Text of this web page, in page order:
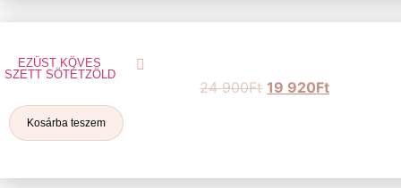
EZÜST KÖVES
SZETT SÖTÉTZÖLD
24 900Ft 19 920Ft
Kosárba teszem